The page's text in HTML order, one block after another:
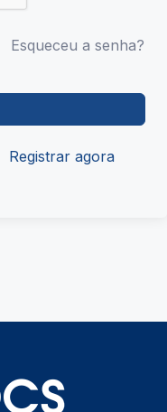
Esqueceu a senha?
Registrar agora